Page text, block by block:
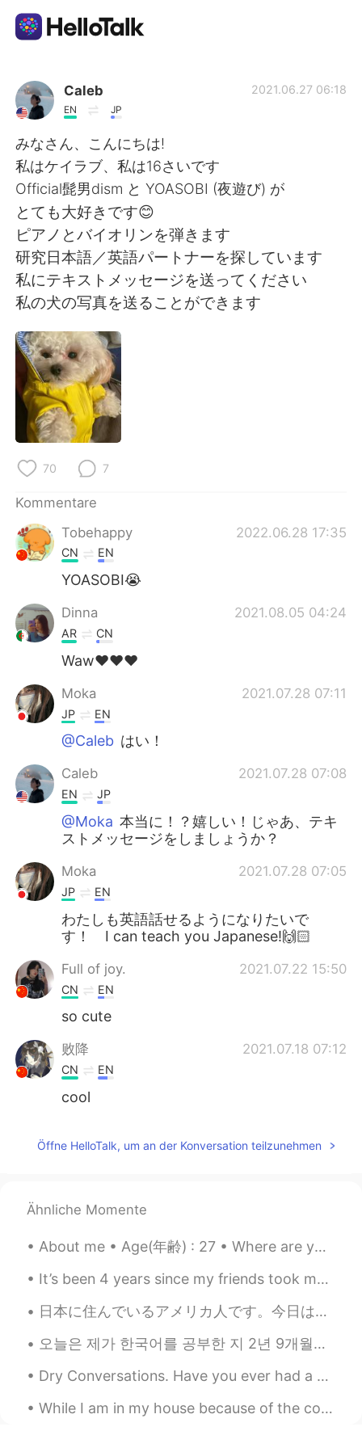
Sprachaustausch-App
AI Grammar Checker
Deutsch
English 简体中文
繁體中文 Español
日本語
Русский
Indonesia
Português
Caleb
EN JP
2021.06.27 06:18
みなさん、こんにちは!
私はケイラブ、私は16さいです
Official髭男dism と YOASOBI (夜遊び) が
とても大好きです😊
ピアノとバイオリンを弾きます
研究日本語／英語パートナーを探しています
私にテキストメッセージを送ってください
私の犬の写真を送ることができます
70 7
Kommentare
Tobehappy
2022.06.28 17:35
CN EN
YOASOBI😭
Dinna 2021.08.05 04:24
AR CN
Waw❤️❤️❤️
Moka 2021.07.28 07:11
JP EN
@Caleb はい！
Caleb 2021.07.28 07:08
EN JP
@Moka 本当に！？嬉しい！じゃあ、テキ
ストメッセージをしましょうか？
Moka 2021.07.28 07:05
JP EN
わたしも英語話せるようになりたいで
す！ I can teach you Japanese!🙌🏻
Full of joy. 2021.07.22 15:50
CN EN
so cute
败降 2021.07.18 07:12
CN EN
cool
Öffne HelloTalk, um an der Konversation teilzunehmen
Ähnliche Momente
About me • Age(年齢) : 27 • Where are you from?(出身) : Toronto 🇨🇦 • Height (背の高さ) : 160cm • Eye co...
It’s been 4 years since my friends took me to a restaurant where I had to catch my own fish! I m...
日本に住んでいるアメリカ人です。今日はUBER Eatsを注文しました。他の白人が私の食べ物を配達しました。面白いですから私たちは日本語だけで話しました🤣 でも、私よりその人の日本語はほんとに上...
오늘은 제가 한국어를 공부한 지 2년 9개월이 되는 날입니다. Today marks my 2 year and 9th month of studying Korean 🥳🥳🥳 Ctto~
Dry Conversations. Have you ever had a dry conversation before? I hate them. A dry conversatio...
While I am in my house because of the coronavirus, I learned how to make a donut in cgi software ...